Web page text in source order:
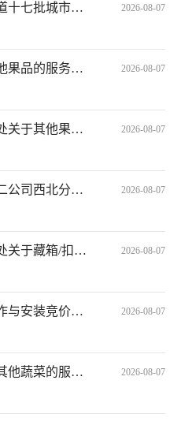
哈密市伊州区2026年东河街道十七批城市更新2个消防项目-监理服务竞价成交公告*62026073043468241 2026-08-07
哈密市伊州区总工会关于其他果品的服务市场采购项目成交公告*2431101000029683978 2026-08-07
哈密市伊州区丽园街道办事处关于其他果品的服务市场采购项目成交公告*2301101000029684031 2026-08-07
【中标结果公示】中建一局二公司西北分公司-哈密市新疆能源化工技校项目-保温模板材料竞价采购 2026-08-07
哈密市伊州区西河街道办事处关于藏箱/扣箱的网上超市采购项目成交公告*2261101000029683897 2026-08-07
宣传片制作服务机场广告制作与安装竞价公告*62026080708875387 2026-08-07
伊吾县盐池镇人民政府关于其他蔬菜的服务市场采购项目成交公告*2781101000029683901 2026-08-07